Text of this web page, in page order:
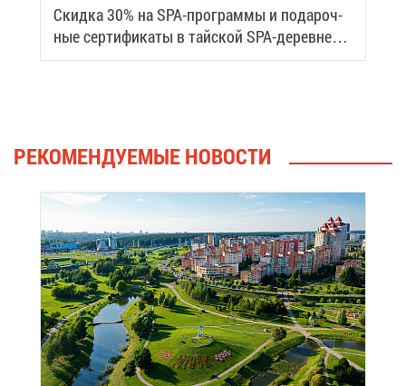
Скид­ка 30% на SPA-про­грам­мы и по­да­роч­
ные сер­ти­фи­ка­ты в тай­ской SPA-де­ревне
Samui
РЕ­КО­МЕН­ДУ­Е­МЫЕ НО­ВО­СТИ